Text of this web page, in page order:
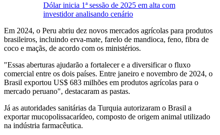
Dólar inicia 1ª sessão de 2025 em alta com
investidor analisando cenário
Em 2024, o Peru abriu dez novos mercados agrícolas para produtos
brasileiros, incluindo erva-mate, farelo de mandioca, feno, fibra de
coco e maçãs, de acordo com os ministérios.
"Essas aberturas ajudarão a fortalecer e a diversificar o fluxo
comercial entre os dois países. Entre janeiro e novembro de 2024, o
Brasil exportou US$ 683 milhões em produtos agrícolas para o
mercado peruano", destacaram as pastas.
Já as autoridades sanitárias da Turquia autorizaram o Brasil a
exportar mucopolissacarídeo, composto de origem animal utilizado
na indústria farmacêutica.